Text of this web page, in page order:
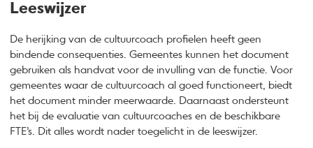
Leeswijzer
De herijking van de cultuurcoach profielen heeft geen
bindende consequenties. Gemeentes kunnen het document
gebruiken als handvat voor de invulling van de functie. Voor
gemeentes waar de cultuurcoach al goed functioneert, biedt
het document minder meerwaarde. Daarnaast ondersteunt
het bij de evaluatie van cultuurcoaches en de beschikbare
FTE’s. Dit alles wordt nader toegelicht in de leeswijzer.